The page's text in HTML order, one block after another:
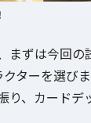
まずは今回の
ターを選びま
り、カードデ